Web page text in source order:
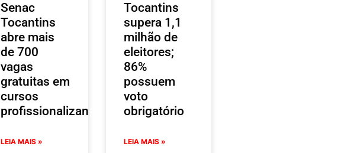
Senac
Tocantins
abre mais
de 700
vagas
gratuitas em
cursos
profissionalizantes
LEIA MAIS »
Tocantins
supera 1,1
milhão de
eleitores;
86%
possuem
voto
obrigatório
LEIA MAIS »